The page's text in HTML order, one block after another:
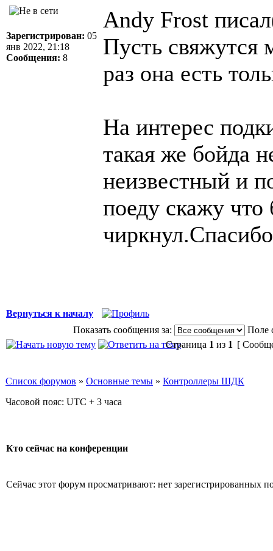
Зарегистрирован: 05
янв 2022, 21:18
Сообщения: 8
Andy Frost
Пусть свяжутся
раз она есть
На интерес
такая же бойда
неизвестный и
поеду скажу что
Вернуться к началу
Показать сообщения за:
Поле
Страница 1 из 1 [
Список форумов » Основные темы » Контроллеры ШДК
Часовой пояс: UTC + 3 часа
Кто сейчас на конференции
Сейчас этот форум просматривают: нет зарегистрированных